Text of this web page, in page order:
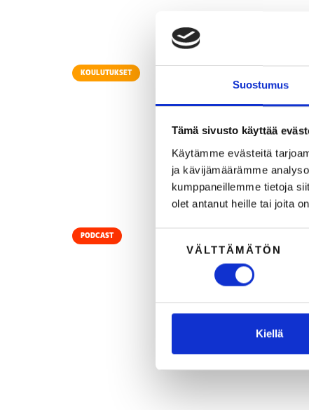
Suostumus
Tämä sivusto käyttää
Käytämme evästeitä
ja kävijämäärämme
kumppaneillemme tietoja
olet antanut heille tai joita
VÄLTTÄMÄTÖN
Kiellä
KOULUTUKSET
PODCAST